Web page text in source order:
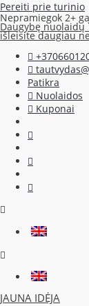
Pereiti prie turinio
Nepramiegok 2+
Daugybę
išleisite daugiau
Patikra
Nuolaidos
Kuponai
JAUNA IDĖJA